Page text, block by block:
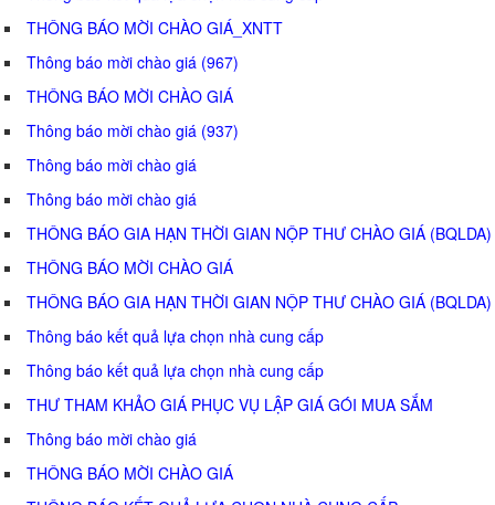
THÔNG BÁO MỜI CHÀO GIÁ_XNTT
Thông báo mời chào giá (967)
THÔNG BÁO MỜI CHÀO GIÁ
Thông báo mời chào giá (937)
Thông báo mời chào giá
Thông báo mời chào giá
THÔNG BÁO GIA HẠN THỜI GIAN NỘP THƯ CHÀO GIÁ (BQLDA)
THÔNG BÁO MỜI CHÀO GIÁ
THÔNG BÁO GIA HẠN THỜI GIAN NỘP THƯ CHÀO GIÁ (BQLDA)
Thông báo kết quả lựa chọn nhà cung cấp
Thông báo kết quả lựa chọn nhà cung cấp
THƯ THAM KHẢO GIÁ PHỤC VỤ LẬP GIÁ GÓI MUA SẮM
Thông báo mời chào giá
THÔNG BÁO MỜI CHÀO GIÁ